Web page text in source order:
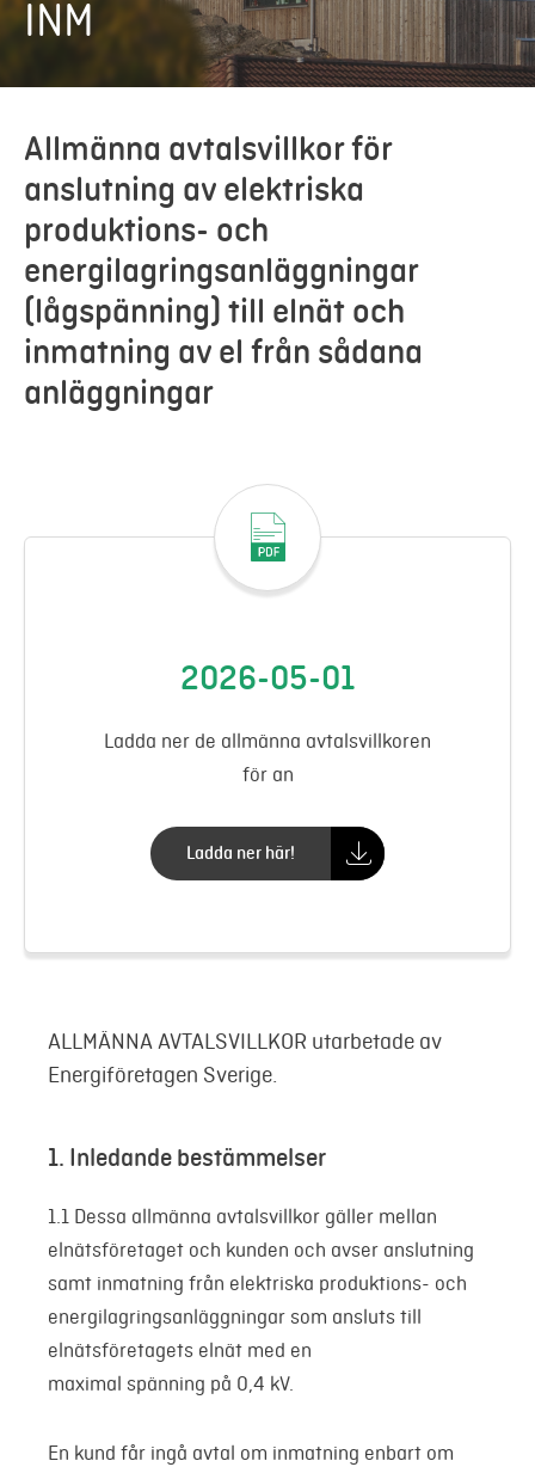
Mina sidor
INM
Allmänna avtalsvillkor för
anslutning av elektriska
produktions- och
energilagringsanläggningar
(lågspänning) till elnät och
inmatning av el från sådana
anläggningar
2026-05-01
Ladda ner de allmänna avtalsvillkoren
för an
Ladda ner här!
ALLMÄNNA AVTALSVILLKOR utarbetade av
Energiföretagen Sverige.
1. Inledande bestämmelser
1.1 Dessa allmänna avtalsvillkor gäller mellan
elnätsföretaget och kunden och avser anslutning
samt inmatning från elektriska produktions- och
energilagringsanläggningar som ansluts till
elnätsföretagets elnät med en
maximal spänning på 0,4 kV.
En kund får ingå avtal om inmatning enbart om